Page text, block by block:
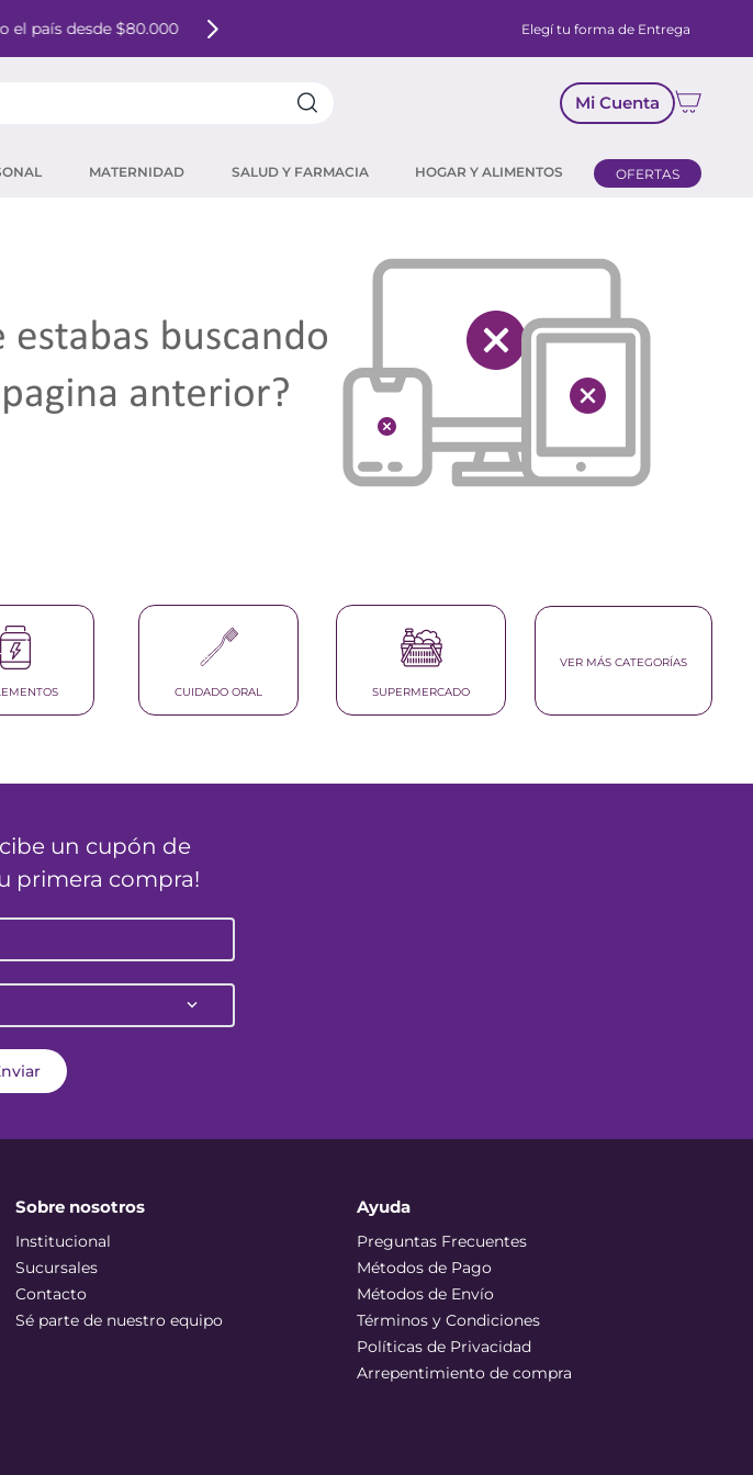
el país desde $80.000 Elegí tu forma de Entrega
Mi Cuenta
MATERNIDAD SALUD Y FARMACIA HOGAR Y ALIMENTOS OFERTAS
CUIDADO ORAL SUPERMERCADO
VER MÁS CATEGORÍAS
un cupón de
primera compra!
Sobre nosotros
Institucional
Sucursales
Contacto
Sé parte de nuestro equipo
Ayuda
Preguntas Frecuentes
Métodos de Pago
Métodos de Envío
Términos y Condiciones
Políticas de Privacidad
Arrepentimiento de compra